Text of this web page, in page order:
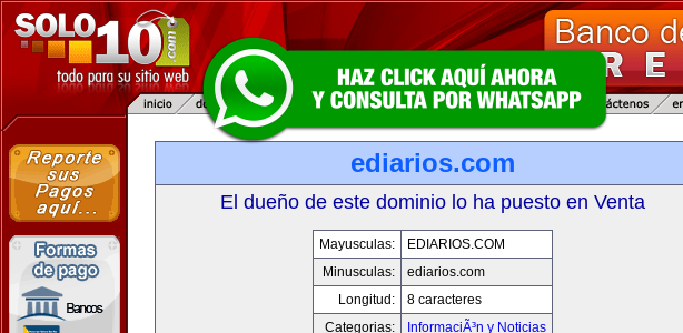
ediarios.com
El dueño de este dominio lo ha puesto en Venta
Mayusculas:
EDIARIOS.COM
Minusculas:
ediarios.com
Longitud:
8 caracteres
Categorias:
InformaciÃ³n y Noticias